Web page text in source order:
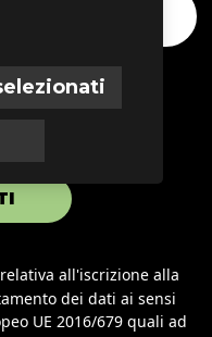
relativa all'iscrizione alla
dei dati ai sensi
UE 2016/679 quali ad